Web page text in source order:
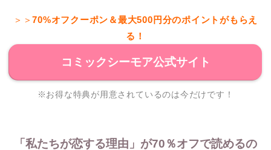
＞＞70%オフクーポン＆最大500円分のポイントがもらえ
る！
コミックシーモア公式サイト
※お得な特典が用意されているのは今だけです！
「私たちが恋する理由」が70％オフで読めるの